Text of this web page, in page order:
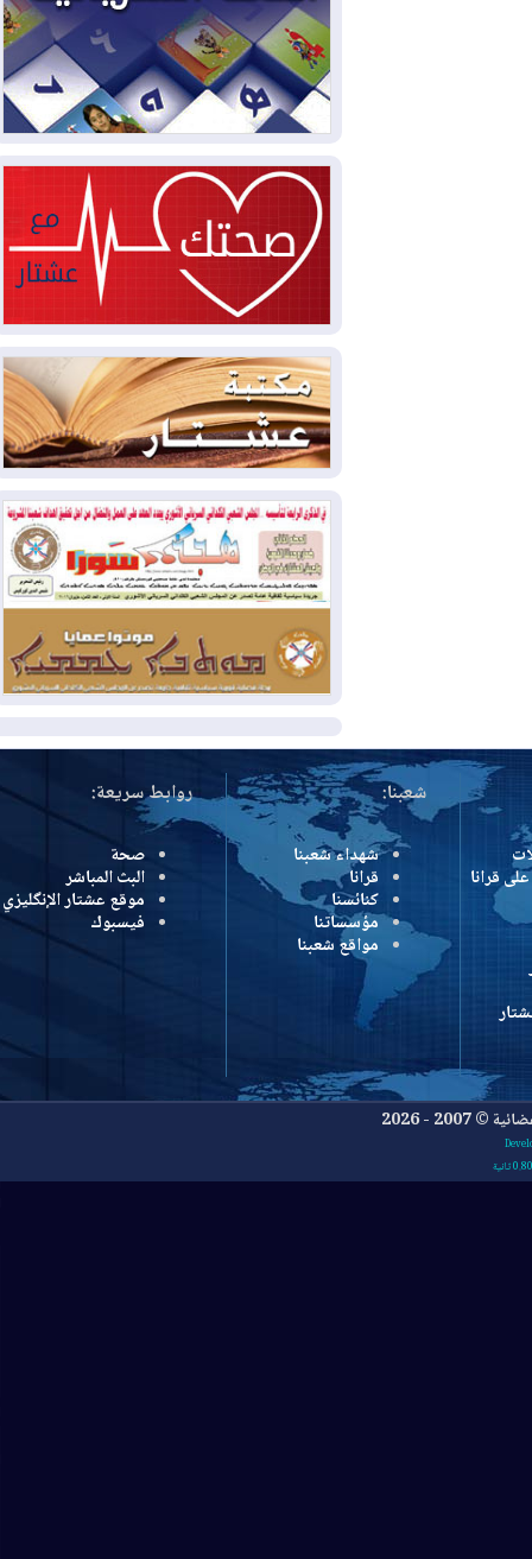
2026-08-03العجز والاقتراض يطوقان
المالية العراقية.. اقتراض يتجاوز 3 تريليونات
دينار!
2026-08-03كوبا تغرق في الظلام مجددا
2026-08-03
أوامر بإجلاء 60 ألف شخص
بسبب الحرائق في ولاية واشنطن
2026-08-02
مشروع "حسابي" يُمهل
الموظفين حتى نهاية أغسطس لاستلام
بطاقاتهم المصرفية
2026-08-02دمشق وعمّان تحذران بغداد:
أي هجوم من أراضي العراق سيواجه برد
2026-08-02ترامب: الولايات المتحدة
وإسرائيل تعلقان شن ضربات على إيران
2026-08-01
تقرير: الولايات المتحدة تسحب
منظومة باتريوت الدفاعية من أربيل
2026-08-01
النفط: اتفاقية ثلاثية لاستئناف
التصدير عبر جيهان بطاقة 750 ألف برميل
يومياً
المزيد
شعبنا:
شهداء شعبنا
قرانا
كنائسنا
مؤسساتنا
مواقع شعبنا
روابط سريعة:
صحة
البث المباشر
موقع عشتار الإنگليزي
فيسبوك
2026